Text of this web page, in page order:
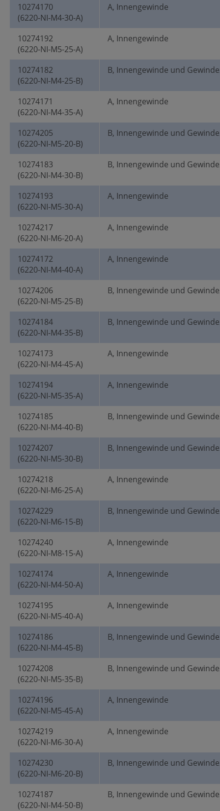
10274170
(6220-NI-M4-30-A)
A, Innengewinde
10274192
(6220-NI-M5-25-A)
A, Innengewinde
10274182
(6220-NI-M4-25-B)
B, Innengewinde und
10274171
(6220-NI-M4-35-A)
A, Innengewinde
10274205
(6220-NI-M5-20-B)
B, Innengewinde und
10274183
(6220-NI-M4-30-B)
B, Innengewinde und
10274193
(6220-NI-M5-30-A)
A, Innengewinde
10274217
(6220-NI-M6-20-A)
A, Innengewinde
10274172
(6220-NI-M4-40-A)
A, Innengewinde
10274206
(6220-NI-M5-25-B)
B, Innengewinde und
10274184
(6220-NI-M4-35-B)
B, Innengewinde und
10274173
(6220-NI-M4-45-A)
A, Innengewinde
10274194
(6220-NI-M5-35-A)
A, Innengewinde
10274185
(6220-NI-M4-40-B)
B, Innengewinde und
10274207
(6220-NI-M5-30-B)
B, Innengewinde und
10274218
(6220-NI-M6-25-A)
A, Innengewinde
10274229
(6220-NI-M6-15-B)
B, Innengewinde und
10274240
(6220-NI-M8-15-A)
A, Innengewinde
10274174
(6220-NI-M4-50-A)
A, Innengewinde
10274195
(6220-NI-M5-40-A)
A, Innengewinde
10274186
(6220-NI-M4-45-B)
B, Innengewinde und
10274208
(6220-NI-M5-35-B)
B, Innengewinde und
10274196
(6220-NI-M5-45-A)
A, Innengewinde
10274219
(6220-NI-M6-30-A)
A, Innengewinde
10274230
(6220-NI-M6-20-B)
B, Innengewinde und
10274187
(6220-NI-M4-50-B)
B, Innengewinde und